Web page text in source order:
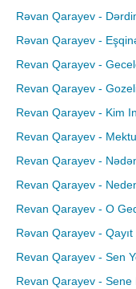
Rəvan Qarayev -
Rəvan Qarayev -
Revan Qarayev -
Revan Qarayev -
Revan Qarayev - Kim
Revan Qarayev -
Revan Qarayev -
Revan Qarayev -
Revan Qarayev - O
Rəvan Qarayev - Qayıt
Revan Qarayev - Sen
Revan Qarayev -